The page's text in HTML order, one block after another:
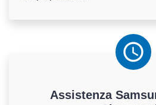
Assistenza